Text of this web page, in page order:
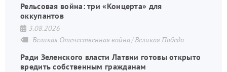
Рельсовая война: три «Концерта» для
оккупантов
3.08.2026
Великая Отечественная война Великая Победа
Ради Зеленского власти Латвии готовы открыто
вредить собственным гражданам